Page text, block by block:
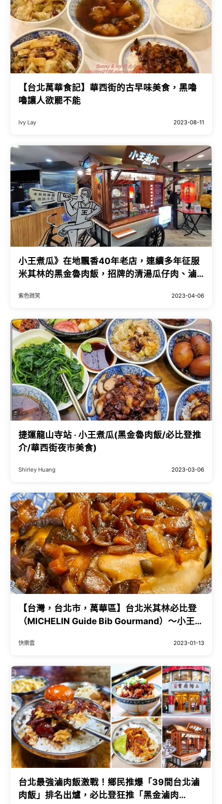
【台北萬華食記】華西街的古早味美食，黑嚕
嚕讓人欲罷不能
Ivy Lay 2023-08-11
小王煮瓜》在地飄香40年老店，連續多年征服
米其林的黑金魯肉飯，招牌的清湯瓜仔肉、滷
紫色微笑 2023-04-06
捷運龍山寺站 ‧ 小王煮瓜(黑金魯肉飯/必比登推
介/華西街夜市美食)
Shirley Huang 2023-03-06
【台灣，台北市，萬華區】台北米其林必比登
（MICHELIN Guide Bib Gourmand）～小王煮
快樂雲 2023-01-13
台北最強滷肉飯激戰！鄉民推爆「39間台北滷
肉飯」排名出爐，必比登狂推「黑金滷肉